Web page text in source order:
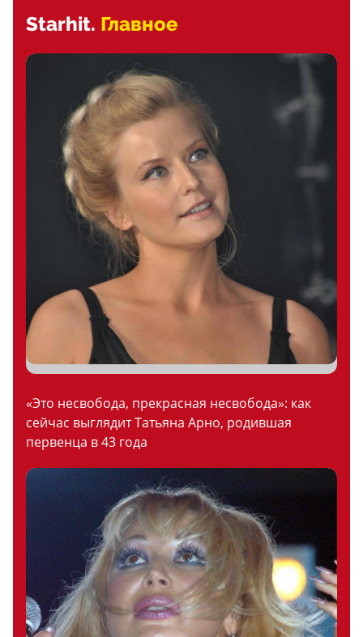
Starhit. Главное
«Это несвобода, прекрасная несвобода»: как
сейчас выглядит Татьяна Арно, родившая
первенца в 43 года